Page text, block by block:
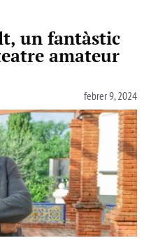
un fantàstic
amateur
febrer 9, 2024